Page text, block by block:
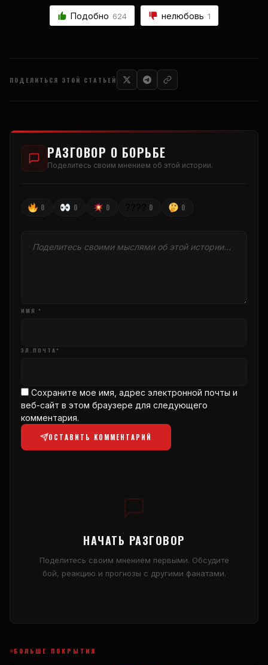
Подобно 624 нелюбовь 1
ПОДЕЛИТЬСЯ ЭТОЙ СТАТЬЕЙ
РАЗГОВОР О БОРЬБЕ
Поделитесь своим мнением об этой истории.
0 0 0 0 0
ИМЯ *
ЭЛ.ПОЧТА*
Сохраните мое имя, адрес электронной почты и
веб-сайт в этом браузере для следующего
комментария.
ОСТАВИТЬ КОММЕНТАРИЙ
НАЧАТЬ РАЗГОВОР
Поделитесь своим мнением первыми. Обсудите
бой, реакцию и прогнозы с другими фанатами.
БОЛЬШЕ ПОКРЫТИЯ